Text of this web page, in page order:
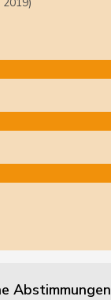
Abstimmungen